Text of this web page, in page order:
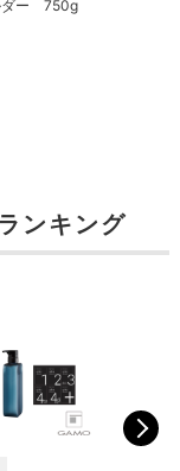
ダー 750g
ンキング